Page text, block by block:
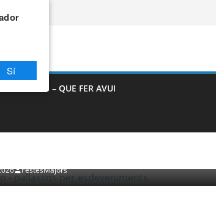
I FESTES – QUE FER AVUI
FestesMajors
Sí